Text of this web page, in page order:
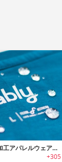
Ably｜超撥水加工アパレルウェア「エーブリー」
+305